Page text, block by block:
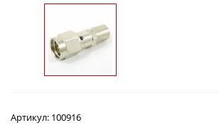
Артикул: 100916